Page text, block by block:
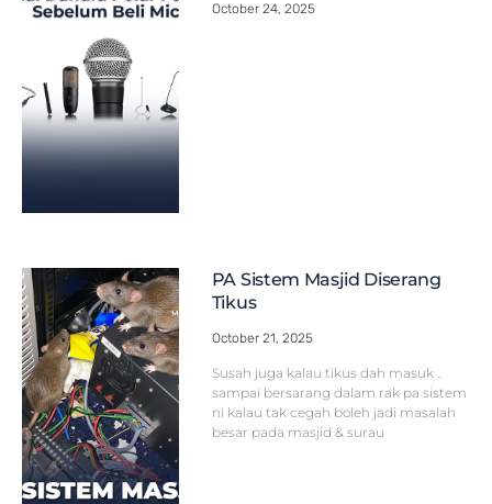
October 24, 2025
PA Sistem Masjid Diserang
Tikus
October 21, 2025
Susah juga kalau tikus dah masuk ..
sampai bersarang dalam rak pa sistem
ni kalau tak cegah boleh jadi masalah
besar pada masjid & surau